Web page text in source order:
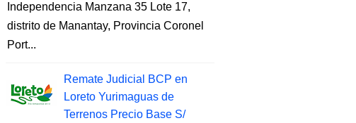
Independencia Manzana 35 Lote 17,
distrito de Manantay, Provincia Coronel
Port...
Remate Judicial BCP en
Loreto Yurimaguas de
Terrenos Precio Base S/